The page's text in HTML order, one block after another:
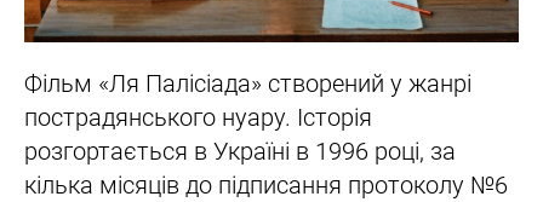
Фільм «Ля Палісіада» створений у жанрі
пострадянського нуару. Історія
розгортається в Україні в 1996 році, за
кілька місяців до підписання протоколу №6